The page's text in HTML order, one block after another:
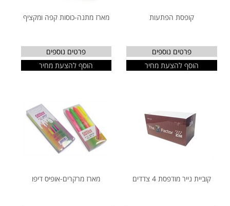
קופסת הפתעות
פרטים נוספים
הוסף להצעת מחיר
מארז מתנה-כוסות קפה ומקציף
פרטים נוספים
הוסף להצעת מחיר
קוביית נייר מודפסת 4 צדדים מארז מרקרים-אופיס דיפו